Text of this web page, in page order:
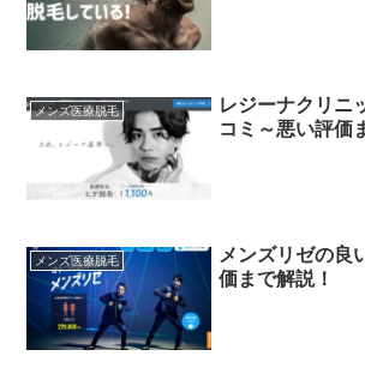
メンズ医療脱毛
レジーナクリニ
コミ～悪い評価
メンズ医療脱毛
メンズリゼの良
価まで解説！